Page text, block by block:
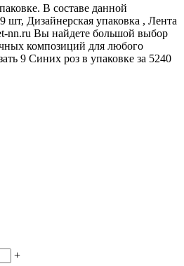
В составе данной
шт, Дизайнерская упаковка , Лента
nn.ru Вы найдете большой выбор
композиций для любого
9 Синих роз в упаковке за 5240
+